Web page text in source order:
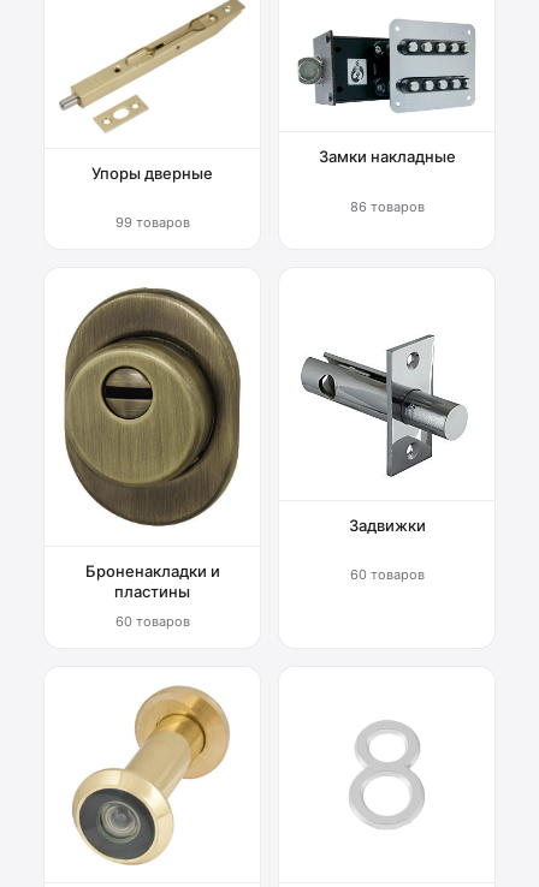
Упоры дверные
99 товаров
Замки накладные
86 товаров
Броненакладки и
пластины
60 товаров
Задвижки
60 товаров